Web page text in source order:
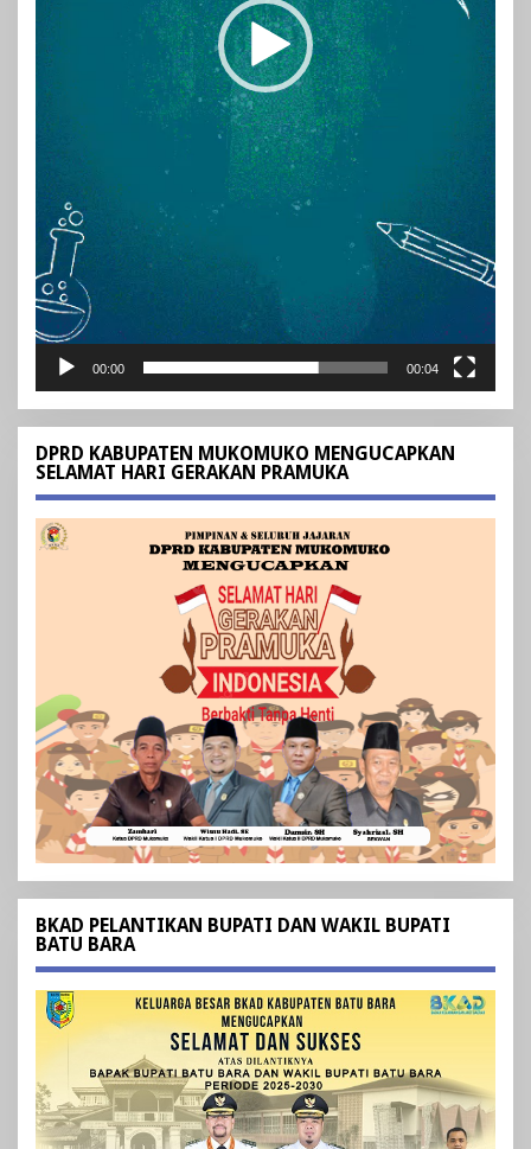
00:00 00:04
DPRD KABUPATEN MUKOMUKO MENGUCAPKAN
SELAMAT HARI GERAKAN PRAMUKA
BKAD PELANTIKAN BUPATI DAN WAKIL BUPATI
BATU BARA